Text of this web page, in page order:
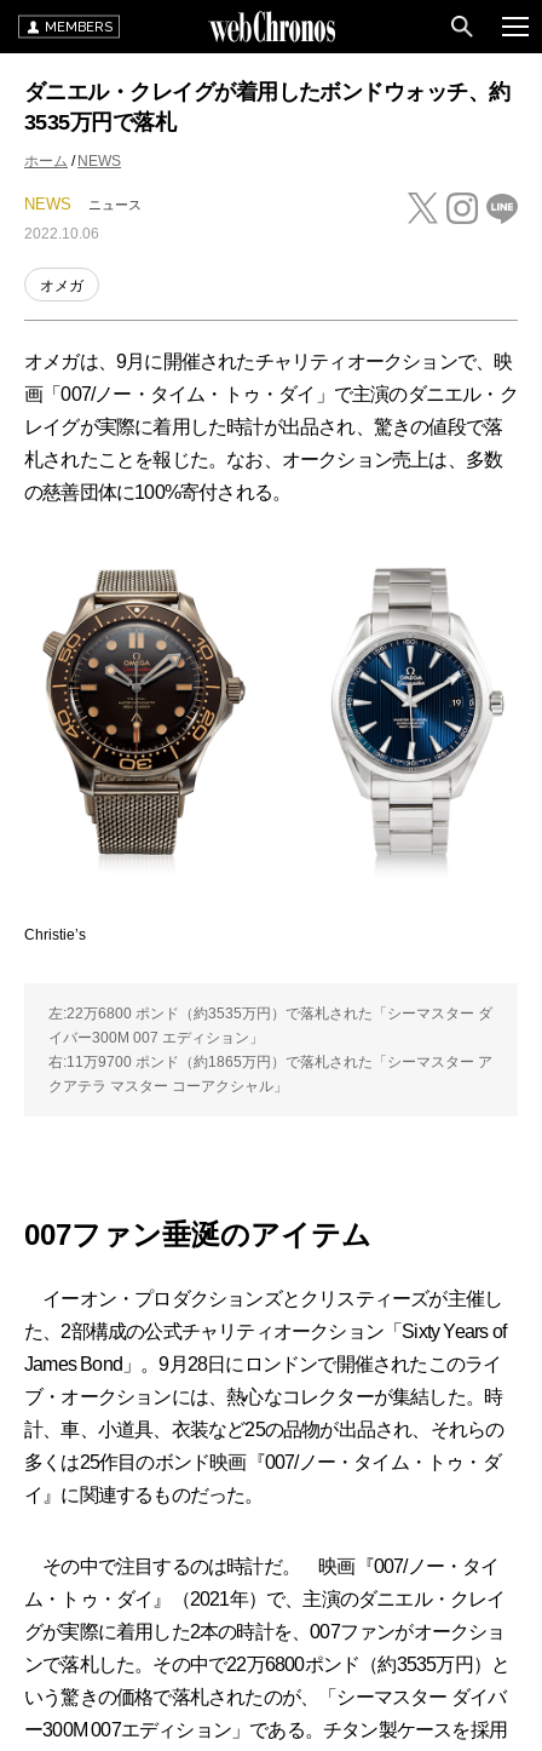
MEMBERS
ダニエル・クレイグが着用したボンドウォッチ、約
3535万円で落札
ホーム NEWS
NEWS ニュース
2022.10.06
オメガ
オメガは、9月に開催されたチャリティオークションで、映
画「007/ノー・タイム・トゥ・ダイ」で主演のダニエル・ク
レイグが実際に着用した時計が出品され、驚きの値段で落
札されたことを報じた。なお、オークション売上は、多数
の慈善団体に100%寄付される。
Christie’s
左:22万6800 ポンド（約3535万円）で落札された「シーマスター ダ
イバー300M 007 エディション」
右:11万9700 ポンド（約1865万円）で落札された「シーマスター ア
クアテラ マスター コーアクシャル」
007ファン垂涎のアイテム
イーオン・プロダクションズとクリスティーズが主催し
た、2部構成の公式チャリティオークション「Sixty Years of
James Bond」。9月28日にロンドンで開催されたこのライ
ブ・オークションには、熱心なコレクターが集結した。時
計、車、小道具、衣装など25の品物が出品され、それらの
多くは25作目のボンド映画『007/ノー・タイム・トゥ・ダ
イ』に関連するものだった。
その中で注目するのは時計だ。 映画『007/ノー・タイ
ム・トゥ・ダイ』（2021年）で、主演のダニエル・クレイ
グが実際に着用した2本の時計を、007ファンがオークショ
ンで落札した。その中で22万6800ポンド（約3535万円）と
いう驚きの価格で落札されたのが、「シーマスター ダイバ
ー300M 007エディション」である。チタン製ケースを採用